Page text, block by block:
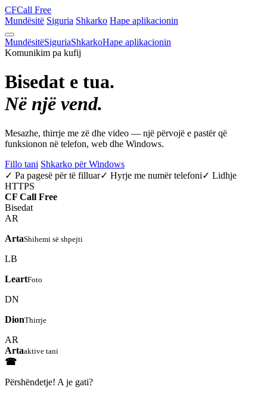
CFCall Free
Mundësitë Siguria Shkarko Hape aplikacionin
MundësitëSiguriaShkarkoHape aplikacionin
Komunikim pa kufij
Bisedat e tua.
Në një vend.
Mesazhe, thirrje me zë dhe video — një përvojë e pastër që
funksionon në telefon, web dhe Windows.
Fillo tani Shkarko për Windows
✓ Pa pagesë për të filluar✓ Hyrje me numër telefoni✓ Lidhje
HTTPS
CF Call Free
Bisedat
AR
ArtaShihemi së shpejti
LB
LeartFoto
DN
DionThirrje
AR
Artaaktive tani
☎
Përshëndetje! A je gati?